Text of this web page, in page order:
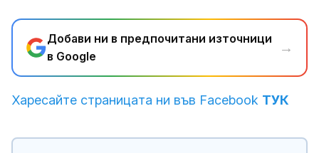
Добави ни в предпочитани източници
в Google
→
Харесайте страницата ни във Facebook ТУК